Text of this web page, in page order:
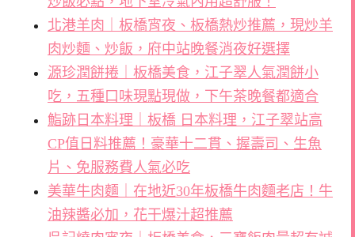
北港羊肉｜板橋宵夜、板橋熱炒推薦，現炒羊
肉炒麵、炒飯，府中站晚餐消夜好選擇
源珍潤餅捲｜板橋美食，江子翠人氣潤餅小
吃，五種口味現點現做，下午茶晚餐都適合
鮨跡日本料理｜板橋 日本料理，江子翠站高
CP值日料推薦！豪華十二貫、握壽司、生魚
片、免服務費人氣必吃
美華牛肉麵｜在地近30年板橋牛肉麵老店！牛
油辣醬必加，花干爆汁超推薦